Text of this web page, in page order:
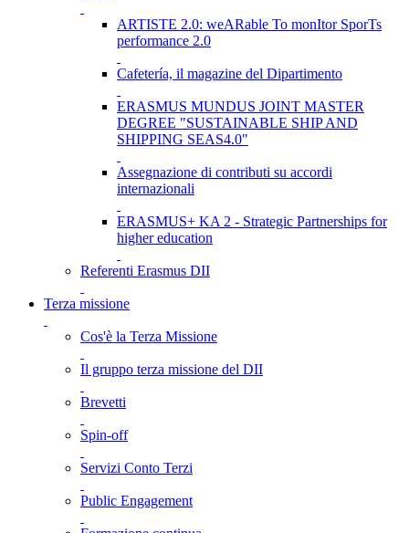
ARTISTE 2.0: weARable To monItor SporTs
performance 2.0
Cafetería, il magazine del Dipartimento
ERASMUS MUNDUS JOINT MASTER
DEGREE "SUSTAINABLE SHIP AND
SHIPPING SEAS4.0"
Assegnazione di contributi su accordi
internazionali
ERASMUS+ KA 2 - Strategic Partnerships for
higher education
Referenti Erasmus DII
Terza missione
Cos'è la Terza Missione
Il gruppo terza missione del DII
Brevetti
Spin-off
Servizi Conto Terzi
Public Engagement